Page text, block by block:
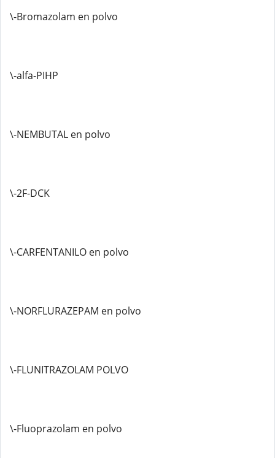
\-Bromazolam en polvo
\-alfa-PIHP
\-NEMBUTAL en polvo
\-2F-DCK
\-CARFENTANILO en polvo
\-NORFLURAZEPAM en polvo
\-FLUNITRAZOLAM POLVO
\-Fluoprazolam en polvo